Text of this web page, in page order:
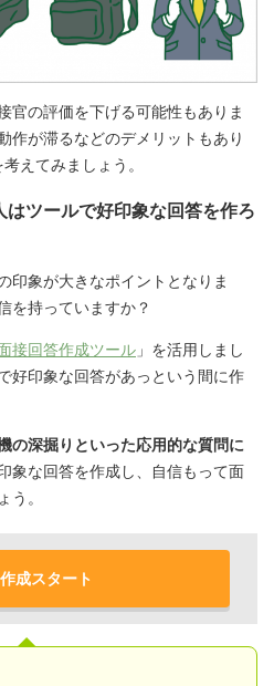
官の評価を下げる可能性もありま
作が滞るなどのデメリットもあり
えてみましょう。
ツールで好印象な回答を作ろ
印象が大きなポイントとなりま
を持っていますか？
接回答作成ツール 」を活用しまし
好印象な回答があっという間に作
の深掘りといった応用的な質問に
象な回答を作成し、自信もって面
う。
作成スタート